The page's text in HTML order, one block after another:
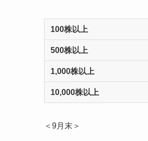
100株以上
500株以上
1,000株以上
10,000株以上
＜9月末＞